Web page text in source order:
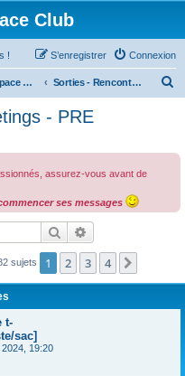
Club
! Connexion
S’enregistrer
Passion Espace Club Sorties - Rencontres - Meetings - PRE
c
- PRE
assurez-vous avant de
ses messages
Rechercher
sujets 1 2 3 4
t-
sac]
19:20